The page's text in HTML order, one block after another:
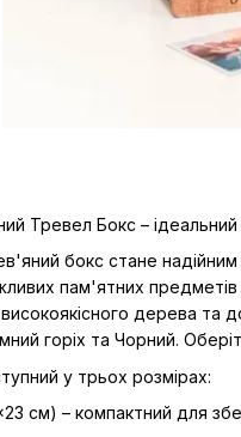
Тревел Бокс – ідеальний
бокс стане надійним
пам'ятних предметів
дерева та
горіх та Чорний.
у трьох розмірах:
см) – компактний для